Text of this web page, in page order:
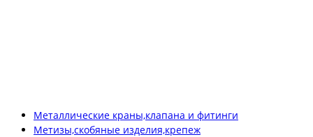
Металлические краны,клапана и фитинги
Метизы,скобяные изделия,крепеж